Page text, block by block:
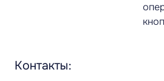
Контакты: